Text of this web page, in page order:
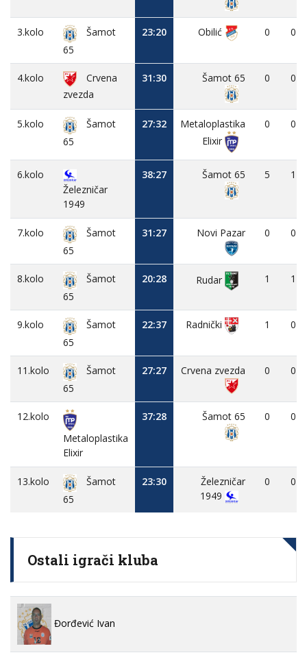
3.kolo
Šamot
65
23:20 Obilić 0 0
4.kolo
Crvena
zvezda
31:30 Šamot 65 0 0
5.kolo
Šamot
65
27:32
Metaloplastika
Elixir
0 0
6.kolo
Železničar
1949
38:27 Šamot 65 5 1
7.kolo
Šamot
65
31:27 Novi Pazar 0 0
8.kolo
Šamot
65
20:28 Rudar 1 1
9.kolo
Šamot
65
22:37 Radnički 1 0
11.kolo
Šamot
65
27:27 Crvena zvezda 0 0
12.kolo
Metaloplastika
Elixir
37:28 Šamot 65 0 0
13.kolo
Šamot
65
23:30
Železničar
1949
0 0
Ostali igrači kluba
Đorđević Ivan